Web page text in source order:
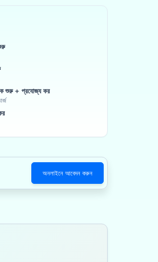
শুরু + প্রযোজ্য কর
অনলাইনে আবেদন করুন